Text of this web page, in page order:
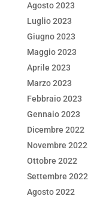
Agosto 2023
Luglio 2023
Giugno 2023
Maggio 2023
Aprile 2023
Marzo 2023
Febbraio 2023
Gennaio 2023
Dicembre 2022
Novembre 2022
Ottobre 2022
Settembre 2022
Agosto 2022